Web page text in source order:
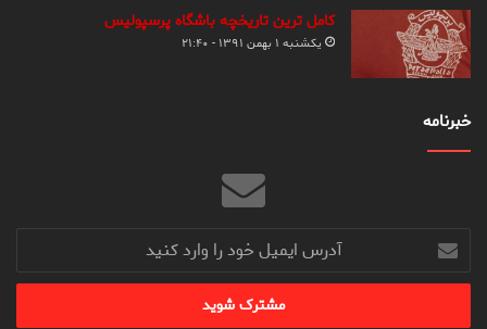
کامل ترین تاریخچه باشگاه پرسپولیس
یکشنبه ۱ بهمن ۱۳۹۱ - ۲۱:۴۰
خبرنامه
آدرس
ایمیل
خود